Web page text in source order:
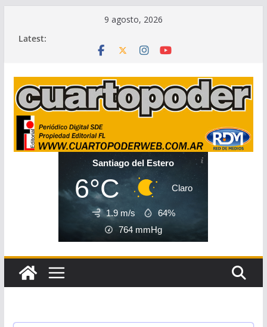
9 agosto, 2026
Latest:
Santiago del Estero
6°C Claro
1.9 m/s
64%
764 mmHg